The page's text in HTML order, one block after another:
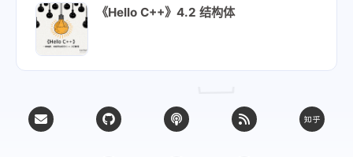
《Hello C++》4.2 结构体